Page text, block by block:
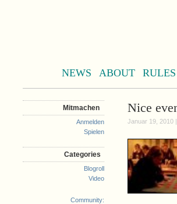
NEWS ABOUT RULES
Mitmachen
Anmelden
Spielen
Categories
Blogroll
Video
Community:
Nice
Januar 19, 2010 |